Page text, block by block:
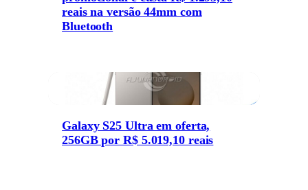
reais na versão 44mm com
Bluetooth
Galaxy S25 Ultra em oferta,
256GB por R$ 5.019,10 reais